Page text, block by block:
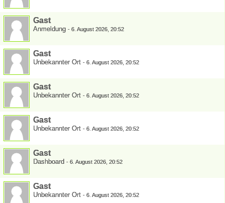
Gast
Anmeldung - 6. August 2026, 20:52
Gast
Unbekannter Ort - 6. August 2026, 20:52
Gast
Unbekannter Ort - 6. August 2026, 20:52
Gast
Unbekannter Ort - 6. August 2026, 20:52
Gast
Dashboard - 6. August 2026, 20:52
Gast
Unbekannter Ort - 6. August 2026, 20:52